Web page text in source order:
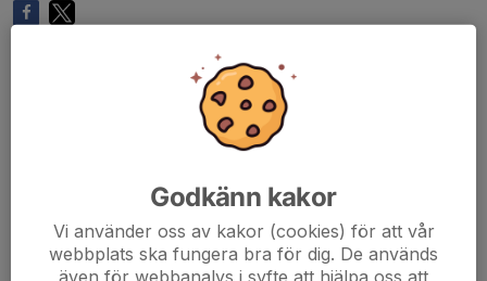
Godkänn kakor
Vi använder oss av kakor (cookies) för att vår
webbplats ska fungera bra för dig. De används
även för webbanalys i syfte att hjälpa oss att